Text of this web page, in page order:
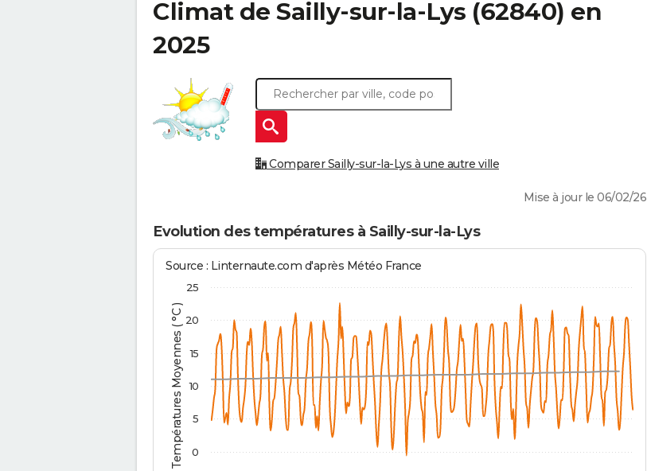
Climat de Sailly-sur-la-Lys (62840) en
2025
Comparer Sailly-sur-la-Lys à une autre ville
Mise à jour le 06/02/26
Evolution des températures à Sailly-sur-la-Lys
Températures Moyennes ( °C )
Source : Linternaute.com d'après Météo France
0
5
10
15
20
25